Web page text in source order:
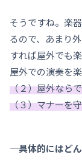
そうですね。楽
るので、あまり
すれば屋外でも楽
屋外での演奏を楽
（２）屋外なら
（３）マナーを
―― 具体的にはど